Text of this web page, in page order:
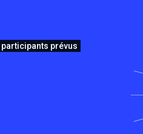
prévus